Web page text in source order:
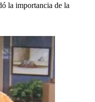
la importancia de la